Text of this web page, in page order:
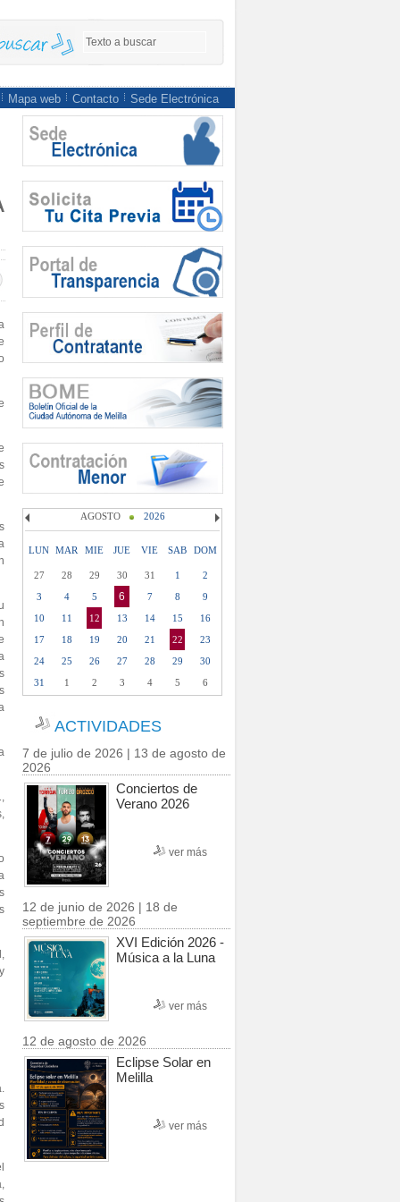
Mapa web Contacto Sede Electrónica
AGOSTO 2026
LUN MAR MIE JUE VIE SAB DOM
27 28 29 30 31 1
2
3
4 5 6 7 8
9
10
11 12 13 14 15
16
17
18 19 20 21 22
23
24
25 26 27 28 29
30
31
1 2 3 4 5 6
ACTIVIDADES
7 de julio de 2026 | 13 de agosto de
2026
Conciertos de
Verano 2026
ver más
12 de junio de 2026 | 18 de
septiembre de 2026
XVI Edición 2026 -
Música a la Luna
ver más
12 de agosto de 2026
Eclipse Solar en
Melilla
ver más